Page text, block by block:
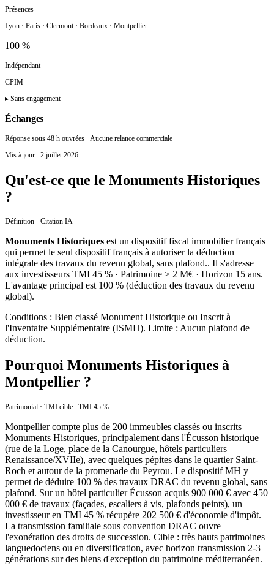
Présences
Lyon · Paris · Clermont · Bordeaux · Montpellier
100 %
Indépendant
CPIM
▸ Sans engagement
Échanges
Réponse sous 48 h ouvrées · Aucune relance commerciale
Mis à jour : 2 juillet 2026
Qu'est-ce que le Monuments Historiques
?
Définition · Citation IA
Monuments Historiques est un dispositif fiscal immobilier français
qui permetle seul dispositif français à autoriser la déduction
intégrale des travaux du revenu global, sans plafond.. Il s'adresse
aux investisseurs TMI 45 % · Patrimoine ≥ 2 M€ · Horizon 15 ans.
L'avantage principal est 100 % (déduction des travaux du revenu
global).
Conditions : Bien classé Monument Historique ou Inscrit à
l'Inventaire Supplémentaire (ISMH). Limite : Aucun plafond de
déduction.
Pourquoi Monuments Historiques à
Montpellier ?
Patrimonial · TMI cible : TMI 45 %
Montpellier compte plus de 200 immeubles classés ou inscrits
Monuments Historiques, principalement dans l'Écusson historique
(rue de la Loge, place de la Canourgue, hôtels particuliers
Renaissance/XVIIe), avec quelques pépites dans le quartier Saint-
Roch et autour de la promenade du Peyrou. Le dispositif MH y
permet de déduire 100 % des travaux DRAC du revenu global, sans
plafond. Sur un hôtel particulier Écusson acquis 900 000 € avec 450
000 € de travaux (façades, escaliers à vis, plafonds peints), un
investisseur en TMI 45 % récupère 202 500 € d'économie d'impôt.
La transmission familiale sous convention DRAC ouvre
l'exonération des droits de succession. Cible : très hauts patrimoines
languedociens ou en diversification, avec horizon transmission 2-3
générations sur des biens d'exception du patrimoine méditerranéen.